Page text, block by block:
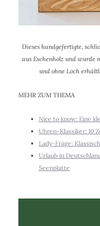
Dieses handgefertigte,
aus Eschenholz und wurde
und ohne Loch
MEHR ZUM THEMA
Nice to know: Eine
Uhren-Klassiker: 10
Lady-Frage:
Urlaub in
Seenplatte